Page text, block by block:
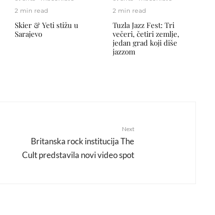
2 min read
Skier & Yeti stižu u
Sarajevo
2 min read
Tuzla Jazz Fest: Tri
večeri, četiri zemlje,
jedan grad koji diše
jazzom
Next
Britanska rock institucija The
Cult predstavila novi video spot